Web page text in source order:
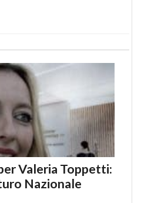
Valeria Toppetti:
Nazionale